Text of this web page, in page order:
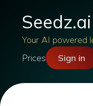
Seedz.ai
Your AI powered
Prices
Sign in